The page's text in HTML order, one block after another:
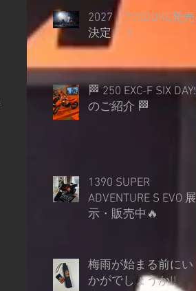
2027 790DUKE発売
決定！！
🏁 250 EXC-F SIX DAYS
のご紹介 🏁
1390 SUPER
ADVENTURE S EVO 展
示・販売中🔥
梅雨が始まる前にい
かがでしょうか︎!!